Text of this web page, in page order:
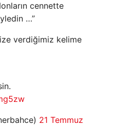
cennette
…”
verdiğimiz kelime
21 Temmuz